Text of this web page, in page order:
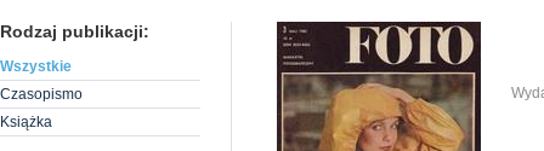
Rodzaj publikacji:
Wszystkie
Czasopismo
Książka